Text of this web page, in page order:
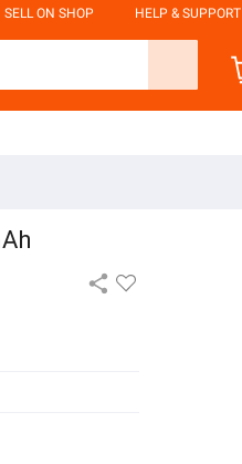
SELL ON SHOP HELP & SUPPORT